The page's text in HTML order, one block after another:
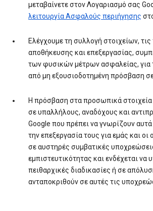
μεταβαίνετε στον Λογαριασμό σας
λειτουργία Ασφαλούς περιήγησης
Ελέγχουμε τη συλλογή στοιχείων, τις
αποθήκευσης και επεξεργασίας,
των φυσικών μέτρων ασφαλείας, για
από μη εξουσιοδοτημένη πρόσβαση
Η πρόσβαση στα προσωπικά στοιχεία
σε υπαλλήλους, αναδόχους και
Google που πρέπει να γνωρίζουν αυτά
την επεξεργασία τους για εμάς και οι
σε αυστηρές συμβατικές
εμπιστευτικότητας και ενδέχεται να
πειθαρχικές διαδικασίες ή σε
ανταποκριθούν σε αυτές τις